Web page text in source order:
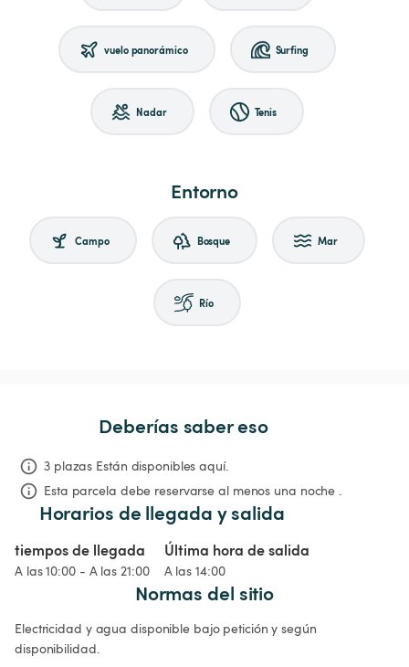
vuelo panorámico Surfing
Nadar Tenis
Entorno
Campo Bosque Mar
Río
Deberías saber eso
3 plazas Están disponibles aquí.
Esta parcela debe reservarse al menos una noche .
Horarios de llegada y salida
tiempos de llegada
A las 10:00 - A las 21:00
Última hora de salida
A las 14:00
Normas del sitio
Electricidad y agua disponible bajo petición y según
disponibilidad.